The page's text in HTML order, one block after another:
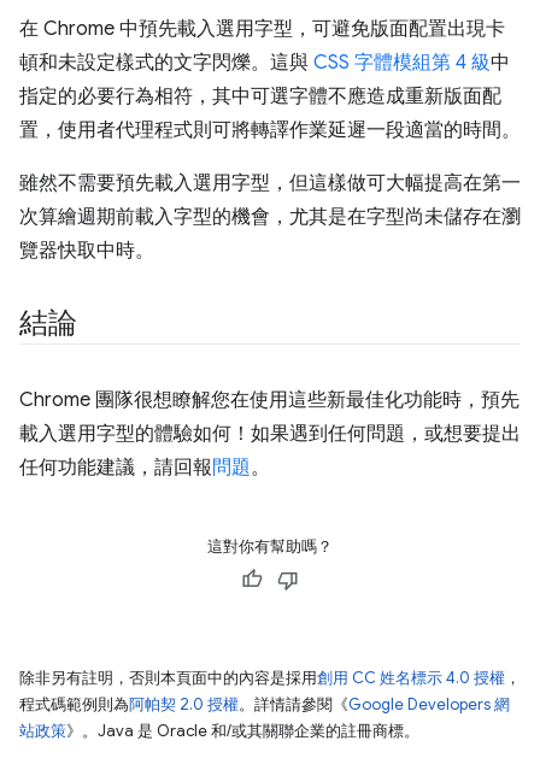
在 Chrome 中預先載入選用字型，可避免版面配置出現卡
頓和未設定樣式的文字閃爍。這與 CSS 字體模組第 4 級中
指定的必要行為相符，其中可選字體不應造成重新版面配
置，使用者代理程式則可將轉譯作業延遲一段適當的時間。
雖然不需要預先載入選用字型，但這樣做可大幅提高在第一
次算繪週期前載入字型的機會，尤其是在字型尚未儲存在瀏
覽器快取中時。
結論
Chrome 團隊很想瞭解您在使用這些新最佳化功能時，預先
載入選用字型的體驗如何！如果遇到任何問題，或想要提出
任何功能建議，請回報問題。
這對你有幫助嗎？
除非另有註明，否則本頁面中的內容是採用創用 CC 姓名標示 4.0 授權 ，
程式碼範例則為阿帕契 2.0 授權。詳情請參閱《Google Developers 網
站政策》。Java 是 Oracle 和/或其關聯企業的註冊商標。